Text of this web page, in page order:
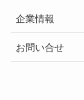
企業情報
お問い合せ